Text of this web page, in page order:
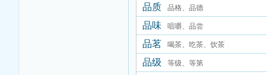
品质 品格、品德
品味 咀嚼、品尝
品茗 喝茶、吃茶、饮茶
品级 等级、等第